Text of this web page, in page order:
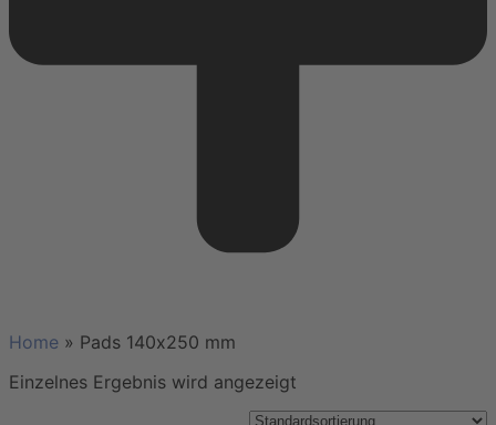
Home » Pads 140х250 mm
Einzelnes Ergebnis wird angezeigt